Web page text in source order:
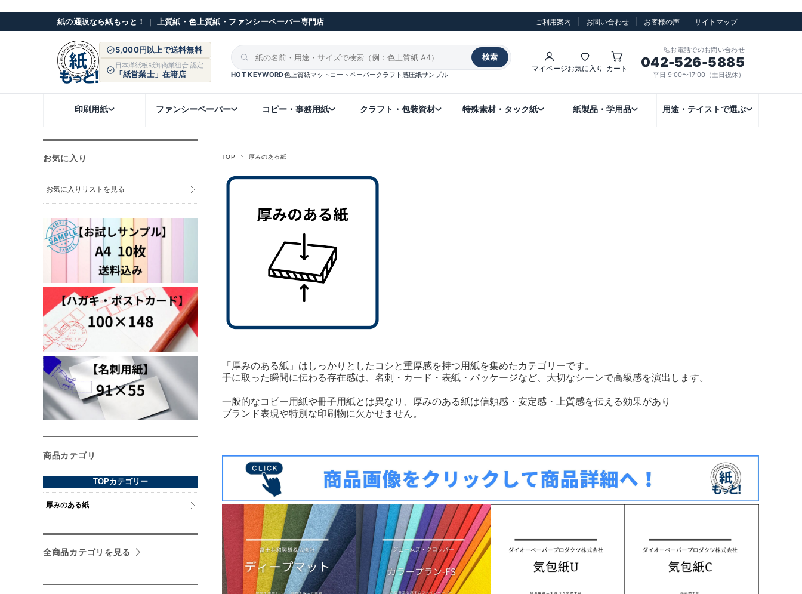
紙の通販なら紙もっと！ ｜ 上質紙・色上質紙・ファンシーペーパー専門店 ご利用案内 お問い合わせ お客様の声 サイトマップ
5,000円以上で送料無料
日本洋紙板紙卸商業組合 認定
「紙営業士」在籍店
検索
HOT KEYWORD色上質紙マットコートペーパークラフト感圧紙サンプル
マイページお気に入り カート
お電話でのお問い合わせ
042-526-5885
平日 9:00〜17:00（土日祝休）
印刷用紙 ファンシーペーパー コピー・事務用紙 クラフト・包装資材 特殊素材・タック紙 紙製品・学用品 用途・テイストで選ぶ
TOP 厚みのある紙
「厚みのある紙」はしっかりとしたコシと重厚感を持つ用紙を集めたカテゴリーです。
手に取った瞬間に伝わる存在感は、名刺・カード・表紙・パッケージなど、大切なシーンで高級感を演出します。
一般的なコピー用紙や冊子用紙とは異なり、厚みのある紙は信頼感・安定感・上質感を伝える効果があり
ブランド表現や特別な印刷物に欠かせません。
お気に入り
お気に入りリストを見る
商品カテゴリ
TOPカテゴリー
厚みのある紙
全商品カテゴリを見る